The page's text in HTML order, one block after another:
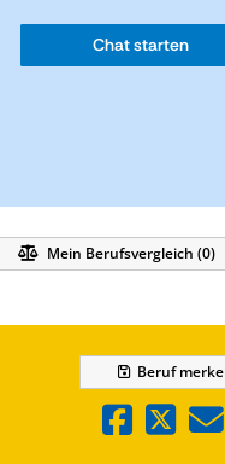
Chat starten
Mein Berufsvergleich (0)
Beruf